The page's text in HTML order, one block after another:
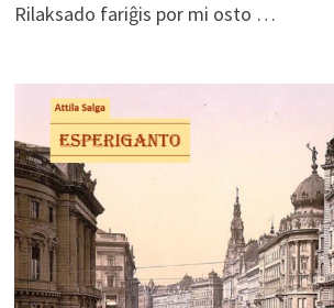
Rilaksado fariĝis por mi osto …